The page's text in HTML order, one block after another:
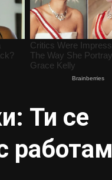
Ти се
работам